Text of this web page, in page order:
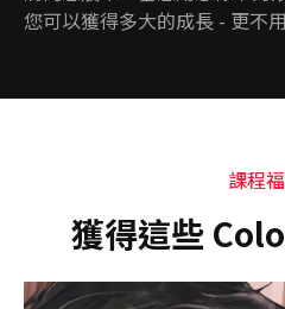
您可以獲得多大的成長 - 更不
課程
獲得這些